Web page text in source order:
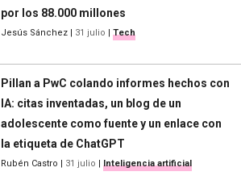
por los 88.000 millones
Jesús Sánchez | 31 julio | Tech
Pillan a PwC colando informes hechos con
IA: citas inventadas, un blog de un
adolescente como fuente y un enlace con
la etiqueta de ChatGPT
Rubén Castro | 31 julio | Inteligencia artificial